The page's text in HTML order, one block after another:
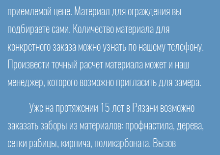
приемлемой цене. Материал для ограждения вы
подбираете сами. Количество материала для
конкретного заказа можно узнать по нашему телефону.
Произвести точный расчет материала может и наш
менеджер, которого возможно пригласить для замера.
Уже на протяжении 15 лет в Рязани возможно
заказать заборы из материалов: профнастила, дерева,
сетки рабицы, кирпича, поликарбоната. Вызов